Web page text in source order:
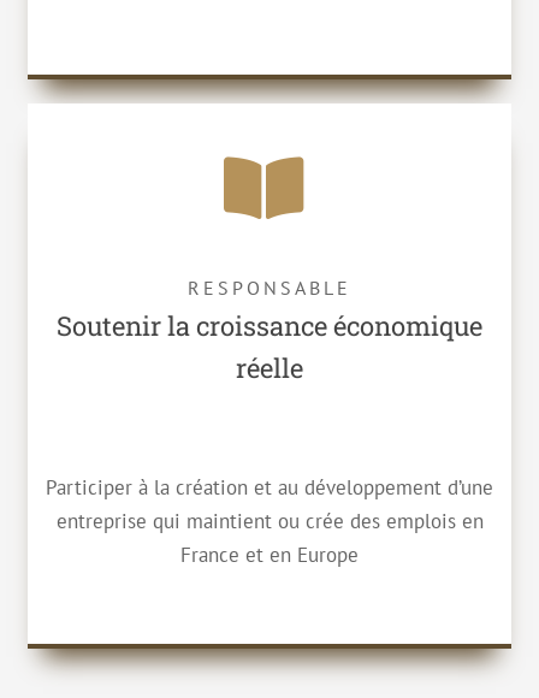
RESPONSABLE
Soutenir la croissance économique
réelle
Participer à la création et au développement d’une
entreprise qui maintient ou crée des emplois en
France et en Europe